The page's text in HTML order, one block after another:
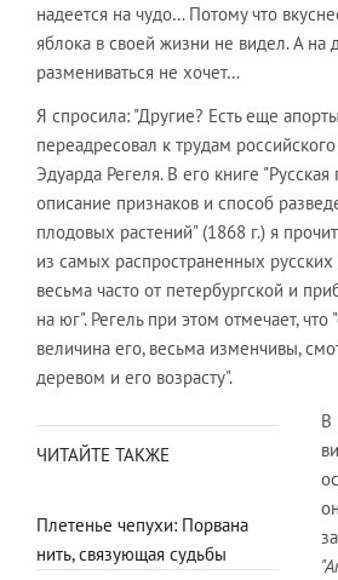
надеется на чудо… Потому что
яблока в своей жизни не видел. А на
размениваться не хочет…
Я спросила: "Другие? Есть еще
переадресовал к трудам
Эдуарда Регеля. В его книге
описание признаков и способ
плодовых растений" (1868 г.) я
из самых распространенных русских
весьма часто от петербургской и
на юг". Регель при этом отмечает, что
величина его, весьма изменчивы,
деревом и его возрасту".
ЧИТАЙТЕ ТАКЖЕ
Плетенье чепухи: Порвана
нить, связующая судьбы
В